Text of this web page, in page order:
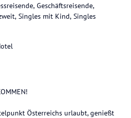
Geschäftsreisende,
Singles mit Kind, Singles
Österreichs urlaubt, genießt